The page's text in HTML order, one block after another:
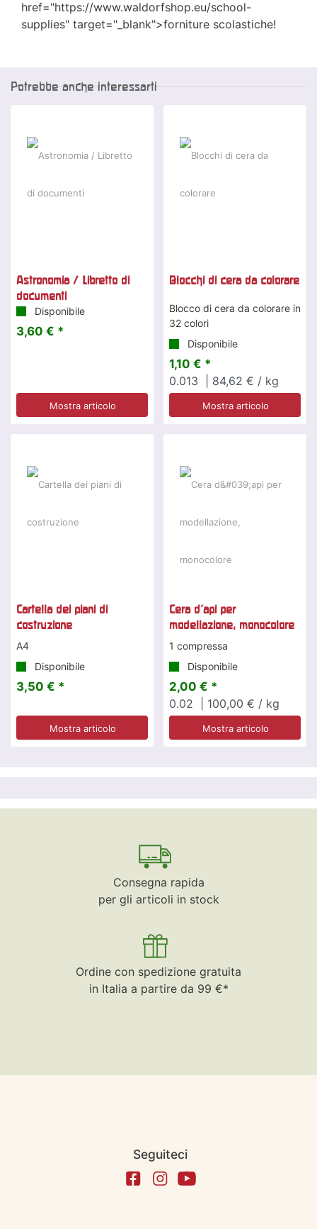
href="https://www.waldorfshop.eu/school-
supplies" target="_blank">forniture scolastiche!
Potrebbe anche interessarti
Astronomia / Libretto di
documenti
Disponibile
3,60 € *
Mostra articolo
Blocchi di cera da colorare
Blocco di cera da colorare in
32 colori
Disponibile
1,10 € *
0.013
| 84,62 € / kg
Mostra articolo
Cartella dei piani di
costruzione
A4
Disponibile
3,50 € *
Mostra articolo
Cera d'api per
modellazione, monocolore
1 compressa
Disponibile
2,00 € *
0.02
| 100,00 € / kg
Mostra articolo
Consegna rapida
per gli articoli in stock
Ordine con spedizione gratuita
in Italia a partire da 99 €*
Seguiteci